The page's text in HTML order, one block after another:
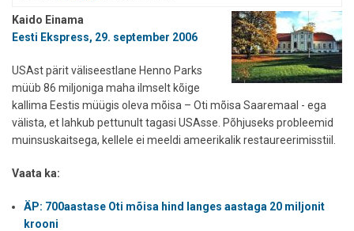
Kaido Einama
Eesti Ekspress, 29. september 2006
USAst pärit väliseestlane Henno Parks
müüb 86 miljoniga maha ilmselt kõige
kallima Eestis müügis oleva mõisa – Oti mõisa Saaremaal - ega
välista, et lahkub pettunult tagasi USAsse. Põhjuseks probleemid
muinsuskaitsega, kellele ei meeldi ameerikalik restaureerimisstiil.
Vaata ka:
ÄP: 700aastase Oti mõisa hind langes aastaga 20 miljonit
krooni